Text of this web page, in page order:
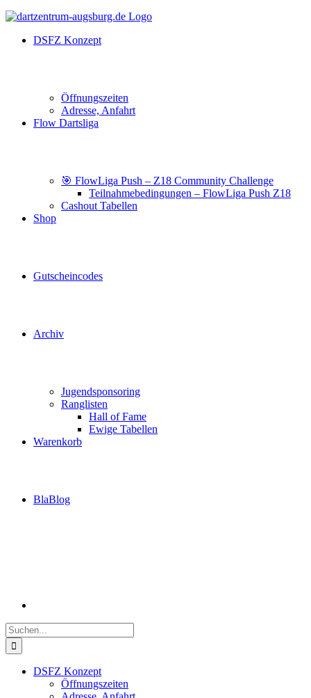
DSFZ Konzept
Öffnungszeiten
Adresse, Anfahrt
Flow Dartsliga
🎯 FlowLiga Push – Z18 Community Challenge
Teilnahmebedingungen – FlowLiga Push Z18
Cashout Tabellen
Shop
Gutscheincodes
Archiv
Jugendsponsoring
Ranglisten
Hall of Fame
Ewige Tabellen
Warenkorb
BlaBlog
Suche
nach:
DSFZ Konzept
Öffnungszeiten